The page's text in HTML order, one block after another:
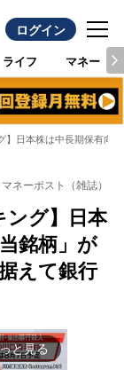
ログイン
ライフ マネー
】日本株は中長期保有
マネーポスト（雑誌）
ング】日本
銘柄」が
えて銀行
と見る